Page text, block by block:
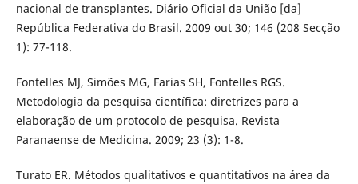
nacional de transplantes. Diário Oficial da União [da]
República Federativa do Brasil. 2009 out 30; 146 (208 Secção
1): 77-118.
Fontelles MJ, Simões MG, Farias SH, Fontelles RGS.
Metodologia da pesquisa científica: diretrizes para a
elaboração de um protocolo de pesquisa. Revista
Paranaense de Medicina. 2009; 23 (3): 1-8.
Turato ER. Métodos qualitativos e quantitativos na área da